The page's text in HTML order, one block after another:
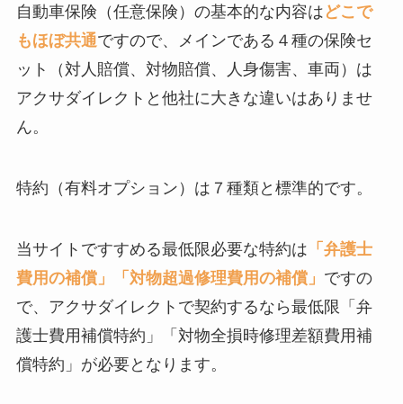
自動車保険（任意保険）の基本的な内容は どこで
もほぼ共通ですので、メインである４種の保険セ
ット（対人賠償、対物賠償、人身傷害、車両）は
アクサダイレクトと他社に大きな違いはありませ
ん。
特約（有料オプション）は７種類と標準的です。
当サイトですすめる最低限必要な特約は 「弁護士
費用の補償」「対物超過修理費用の補償」 ですの
で、アクサダイレクトで契約するなら最低限「弁
護士費用補償特約」「対物全損時修理差額費用補
償特約」が必要となります。